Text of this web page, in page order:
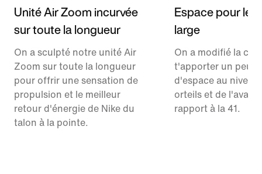
Unité Air Zoom incurvée
sur toute la longueur
On a sculpté notre unité Air
Zoom sur toute la longueur
pour offrir une sensation de
propulsion et le meilleur
retour d'énergie de Nike du
talon à la pointe.
Espace pour les
large
On a modifié la
t'apporter un peu
d'espace au niveau
orteils et de
rapport à la 41.